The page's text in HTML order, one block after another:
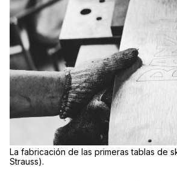
La fabricación de las primeras tablas de
Strauss).